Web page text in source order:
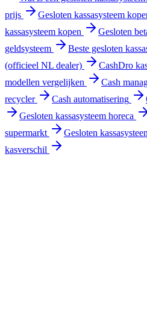
prijs
Gesloten kassasysteem
kassasysteem kopen
Gesloten
geldsysteem
Beste gesloten
(officieel NL dealer)
CashDro
modellen vergelijken
Cash
recycler
Cash automatisering
Gesloten kassasysteem horeca
supermarkt
Gesloten
kasverschil